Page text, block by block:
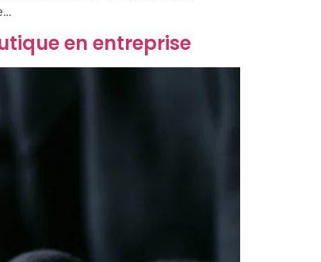
en entreprise